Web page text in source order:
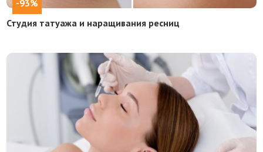
-93%
Студия татуажа и наращивания ресниц